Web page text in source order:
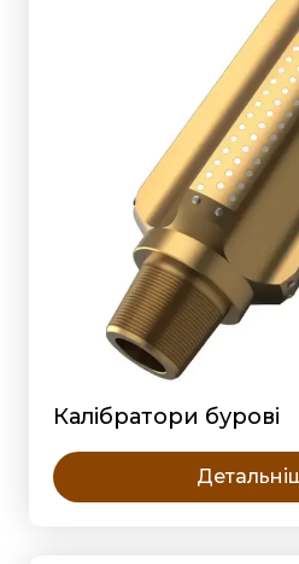
Калібратори бурові